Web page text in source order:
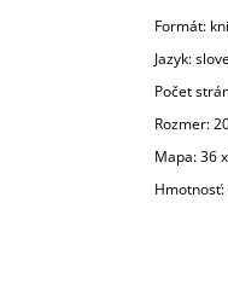
Formát:
Jazyk:
Počet
Rozmer:
Mapa: 36
Hmotnosť: